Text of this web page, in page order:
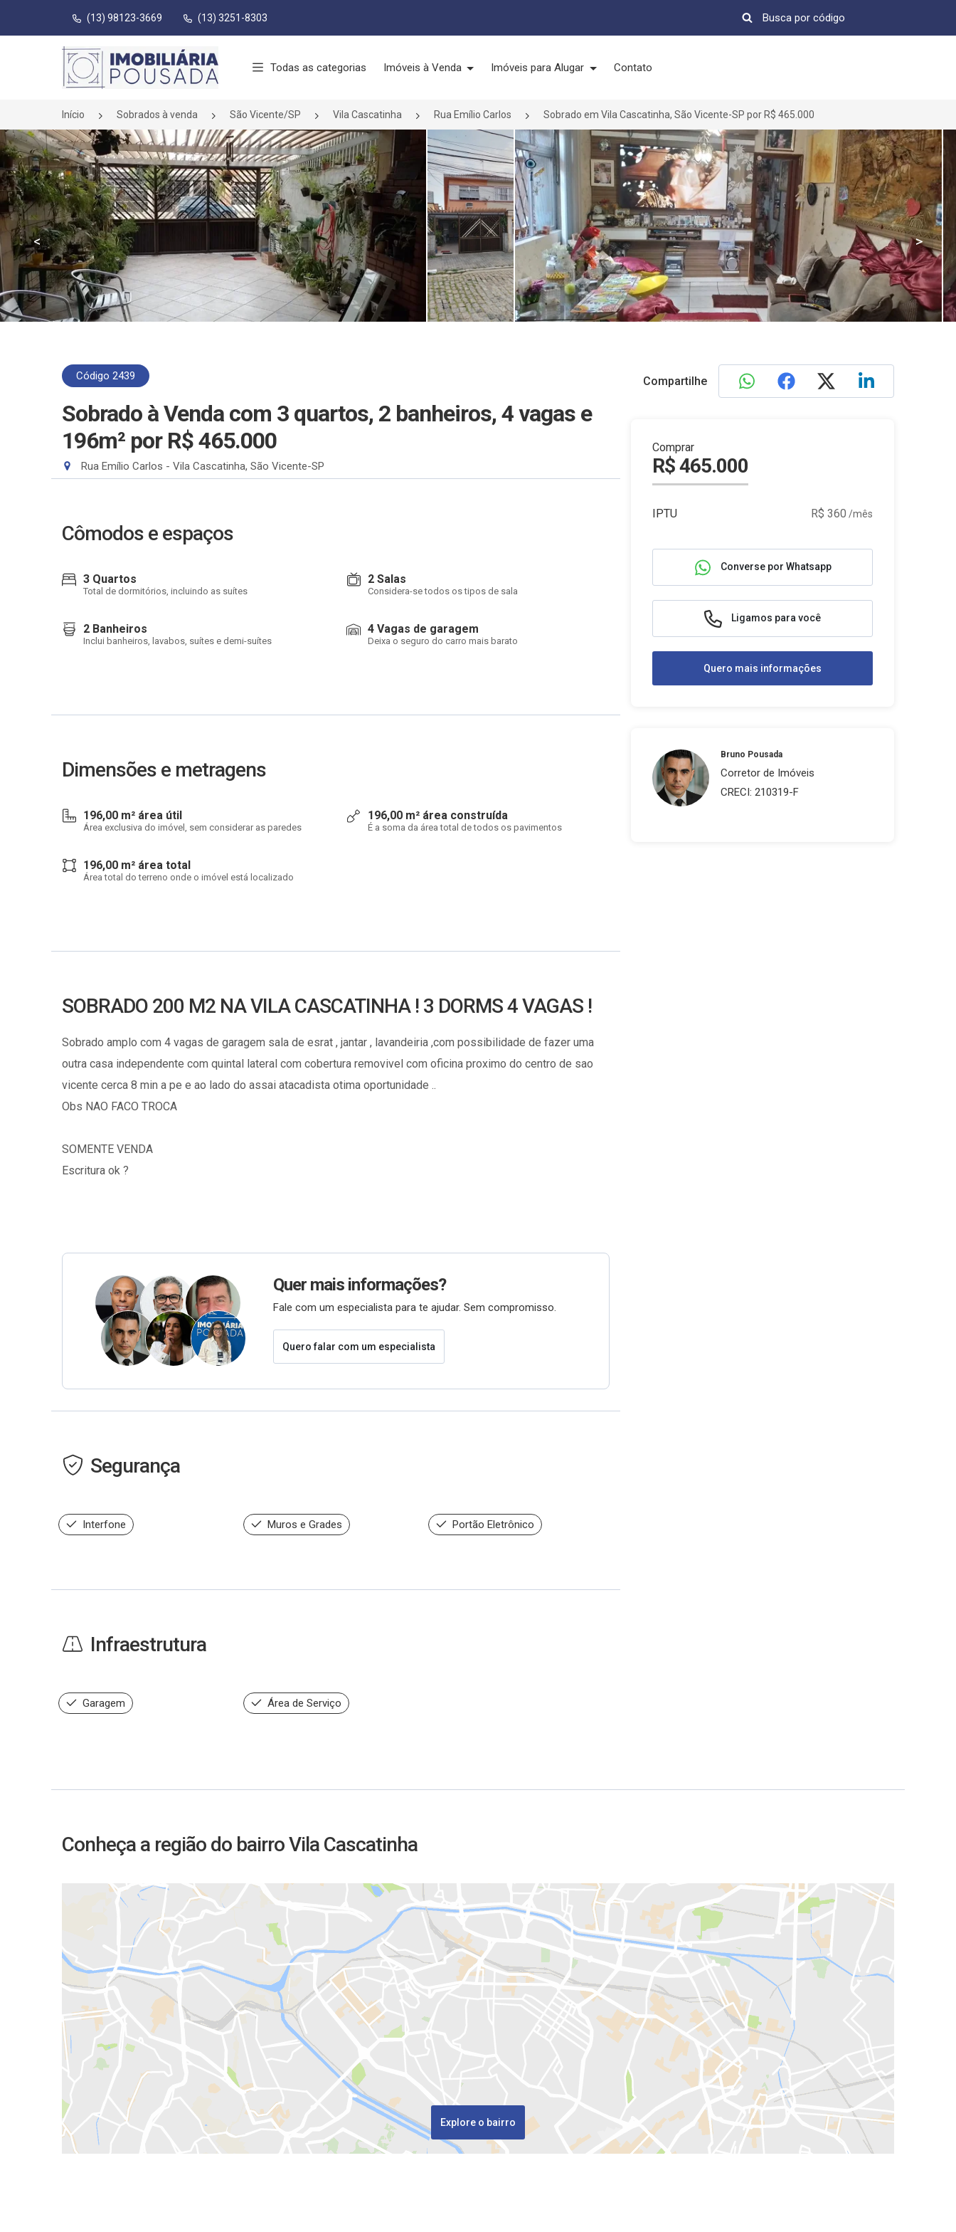
(13) 98123-3669 (13) 3251-8303
Página inicial
Todas as categorias Imóveis à Venda Imóveis para Alugar Contato
Início Sobrados à venda São Vicente/SP Vila Cascatinha Rua Emílio Carlos Sobrado em Vila Cascatinha, São Vicente-SP por R$ 465.000
< >
Código 2439
Sobrado à Venda com 3 quartos, 2 banheiros, 4 vagas e
196m² por R$ 465.000
Rua Emílio Carlos - Vila Cascatinha, São Vicente-SP
Cômodos e espaços
3 Quartos
Total de dormitórios, incluindo as suítes
2 Salas
Considera-se todos os tipos de sala
2 Banheiros
Inclui banheiros, lavabos, suítes e demi-suítes
4 Vagas de garagem
Deixa o seguro do carro mais barato
Dimensões e metragens
196,00 m² área útil
Área exclusiva do imóvel, sem considerar as paredes
196,00 m² área construída
É a soma da área total de todos os pavimentos
196,00 m² área total
Área total do terreno onde o imóvel está localizado
SOBRADO 200 M2 NA VILA CASCATINHA ! 3 DORMS 4 VAGAS !
Sobrado amplo com 4 vagas de garagem sala de esrat , jantar , lavandeiria ,com possibilidade de fazer uma
outra casa independente com quintal lateral com cobertura removivel com oficina proximo do centro de sao
vicente cerca 8 min a pe e ao lado do assai atacadista otima oportunidade ..
Obs NAO FACO TROCA
SOMENTE VENDA
Escritura ok ?
Quer mais informações?
Fale com um especialista para te ajudar. Sem compromisso.
Quero falar com um especialista
Segurança
Interfone Muros e Grades Portão Eletrônico
Infraestrutura
Garagem Área de Serviço
Compartilhe
Comprar
R$ 465.000
IPTU R$ 360 /mês
Converse por Whatsapp
Ligamos para você
Quero mais informações
Bruno Pousada
Corretor de Imóveis
CRECI: 210319-F
Conheça a região do bairro Vila Cascatinha
Explore o bairro